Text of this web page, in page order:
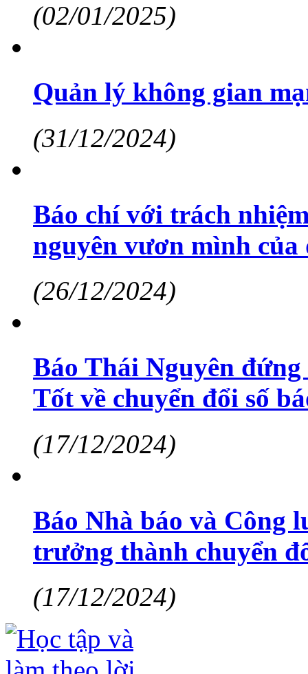
(02/01/2025)
Quản lý không gian
(31/12/2024)
Báo chí với trách
nguyên vươn mình của
(26/12/2024)
Báo Thái Nguyên
Tốt về chuyển đổi số
(17/12/2024)
Báo Nhà báo và Công
trưởng thành chuyển
(17/12/2024)